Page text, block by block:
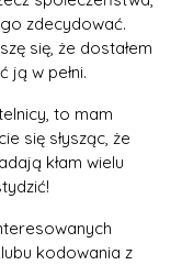
zdecydować.
się, że dostałem
w pełni.
to mam
się słysząc, że
kłam wielu
kodowania z